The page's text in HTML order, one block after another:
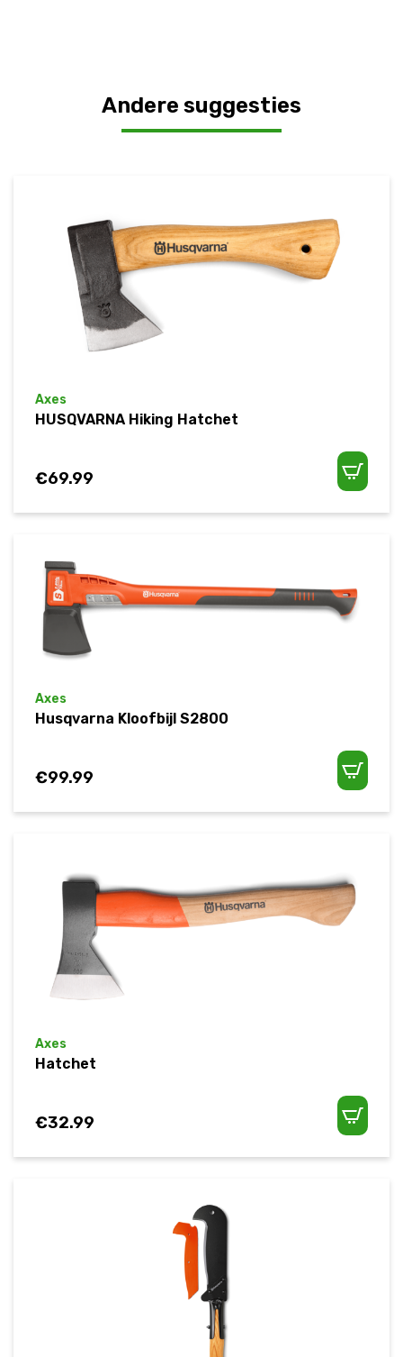
Andere suggesties
Axes
HUSQVARNA Hiking Hatchet
€69.99
Axes
Husqvarna Kloofbijl S2800
€99.99
Axes
Hatchet
€32.99